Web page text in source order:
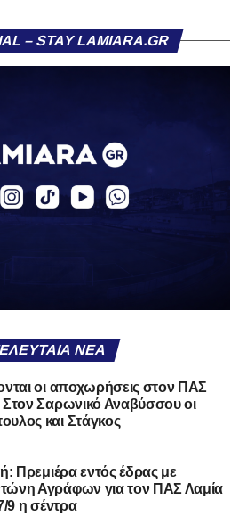
ανακοινώνει την
γεμάτη χρονιά στη Γ’
στην ΑΕΚ Β’, με την οποία
στη Super League 2, καθώς
Ξεκίνησε την καριέρα του
στην οικογένεια του
υγεία και πολλές
Χρυσόστομο Στάγκο
– STAY LAMIARA.GR
ΝΈΑ
οι αποχωρήσεις στον ΠΑΣ
Στον Σαρωνικό Αναβύσσου οι
και Στάγκος
Πρεμιέρα εντός έδρας με
Αγράφων για τον ΠΑΣ Λαμία
9 η σέντρα